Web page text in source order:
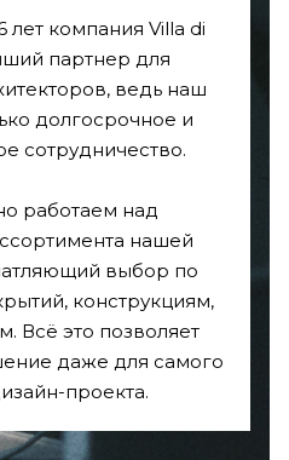
лет компания Villa di
партнер для
ведь наш
долгосрочное и
сотрудничество.
работаем над
нашей
выбор по
конструкциям,
Всё это позволяет
даже для самого
проекта.